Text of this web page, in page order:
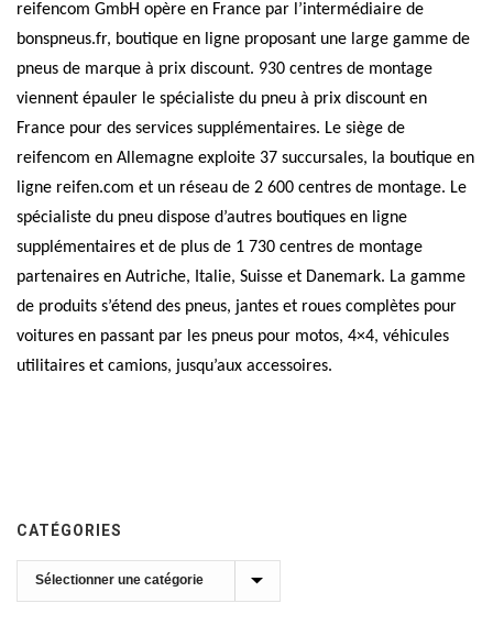
reifencom GmbH opère en France par l’intermédiaire de
bonspneus.fr, boutique en ligne proposant une large gamme de
pneus de marque à prix discount. 930 centres de montage
viennent épauler le spécialiste du pneu à prix discount en
France pour des services supplémentaires. Le siège de
reifencom en Allemagne exploite 37 succursales, la boutique en
ligne reifen.com et un réseau de 2 600 centres de montage. Le
spécialiste du pneu dispose d’autres boutiques en ligne
supplémentaires et de plus de 1 730 centres de montage
partenaires en Autriche, Italie, Suisse et Danemark. La gamme
de produits s’étend des pneus, jantes et roues complètes pour
voitures en passant par les pneus pour motos, 4×4, véhicules
utilitaires et camions, jusqu’aux accessoires.
CATÉGORIES
Catégories